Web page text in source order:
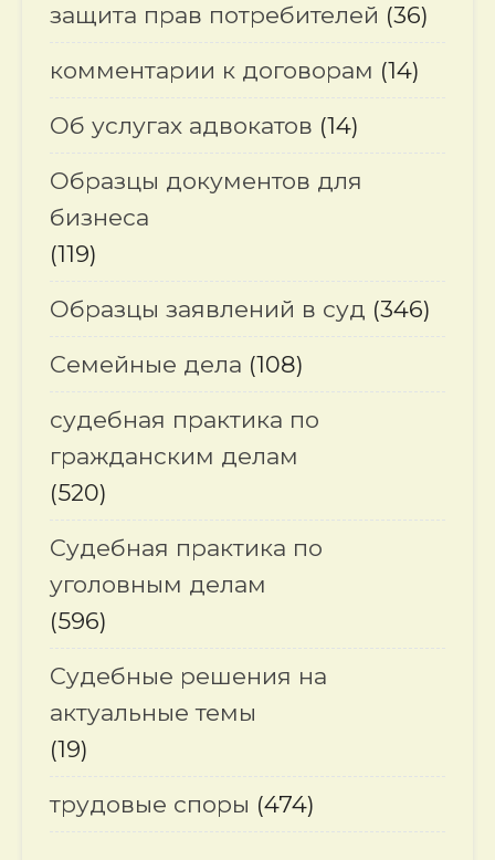
защита прав потребителей (36)
комментарии к договорам (14)
Об услугах адвокатов (14)
Образцы документов для
бизнеса
(119)
Образцы заявлений в суд (346)
Семейные дела (108)
судебная практика по
гражданским делам
(520)
Судебная практика по
уголовным делам
(596)
Судебные решения на
актуальные темы
(19)
трудовые споры (474)